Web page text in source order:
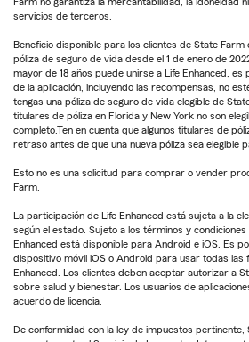
servicios de terceros.
Beneficio disponible para los clientes de State
póliza de seguro de vida desde el 1 de enero de
mayor de 18 años puede unirse a Life Enhanced, es
de la aplicación, incluyendo las recompensas, no
tengas una póliza de seguro de vida elegible de
titulares de póliza en Florida y New York no son
completo.Ten en cuenta que algunos titulares de
retraso antes de que una nueva póliza sea elegible
Esto no es una solicitud para comprar o vender
Farm.
La participación de Life Enhanced está sujeta a la
según el estado. Sujeto a los términos y
Enhanced está disponible para Android e iOS. Es
dispositivo móvil iOS o Android para usar todas las
Enhanced. Los clientes deben aceptar autorizar a
sobre salud y bienestar. Los usuarios de
acuerdo de licencia.
De conformidad con la ley de impuestos